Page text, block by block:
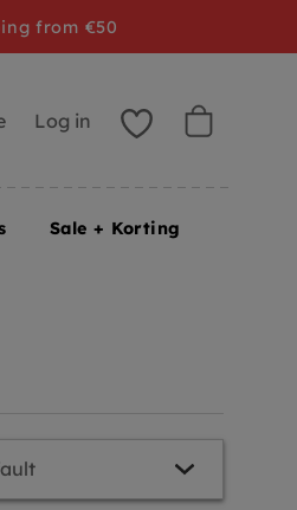
from €50
Log in
Sale + Korting